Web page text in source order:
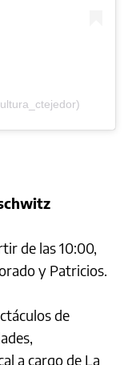
de las 10:00,
y Patricios.
de
a cargo de La